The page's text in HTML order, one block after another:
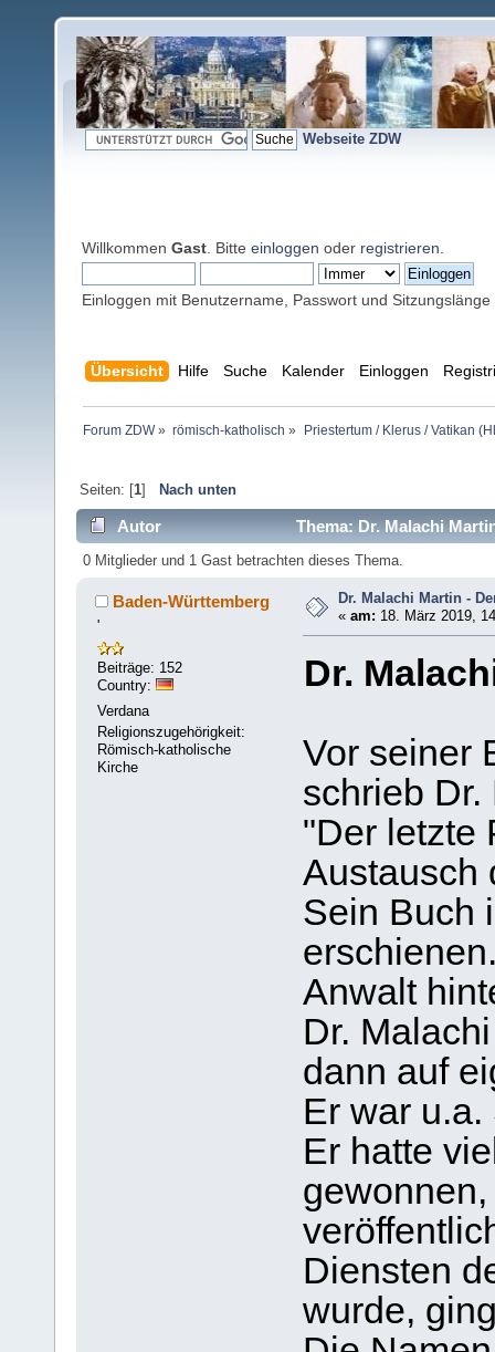
Webseite ZDW
Willkommen Gast . Bitte einloggen oder registrieren
Einloggen mit Benutzername, Passwort und Sitzungslänge
Übersicht Hilfe Suche Kalender Einloggen
Forum ZDW» römisch-katholisch » Priestertum / Klerus / Vatikan
Seiten: [1] Nach unten
Autor Thema: Dr. Malachi
0 Mitglieder und 1 Gast betrachten dieses Thema.
Baden-Württemberg
'
Beiträge: 152
Country:
Verdana
Religionszugehörigkeit:
Römisch-katholische
Kirche
Dr. Malachi Martin -
«am: 18. März 2019,
Dr.
Vor seiner
schrieb
"Der letzte
Austausch
Sein Buch
Anwalt
Dr.
dann auf
Er war
Er hatte
Diensten
wurde,